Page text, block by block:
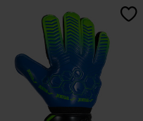
3,8 sobre 5 de valoración de